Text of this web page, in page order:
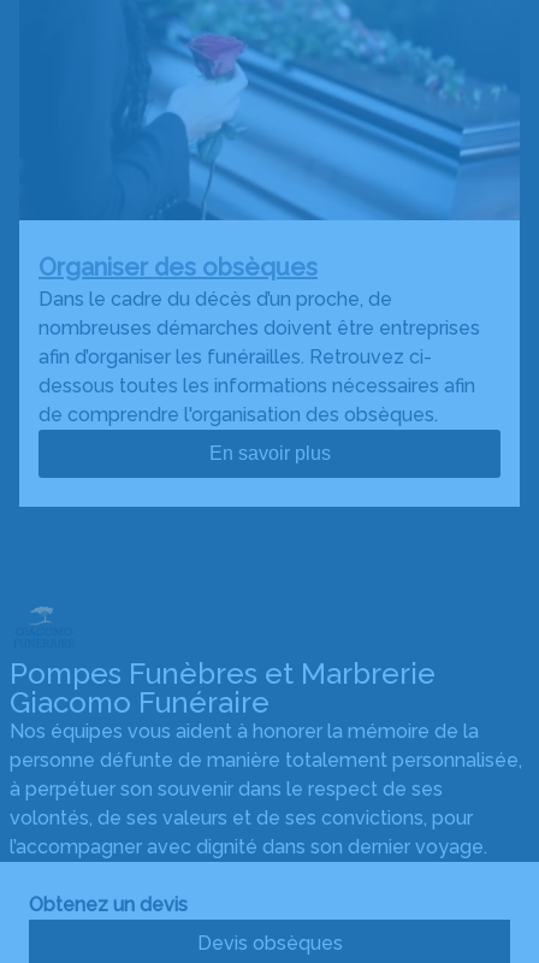
Organiser des obsèques
Dans le cadre du décès d’un proche, de
nombreuses démarches doivent être entreprises
afin d’organiser les funérailles. Retrouvez ci-
dessous toutes les informations nécessaires afin
de comprendre l'organisation des obsèques.
En savoir plus
Pompes Funèbres et Marbrerie
Giacomo Funéraire
Nos équipes vous aident à honorer la mémoire de la
personne défunte de manière totalement personnalisée,
à perpétuer son souvenir dans le respect de ses
volontés, de ses valeurs et de ses convictions, pour
l’accompagner avec dignité dans son dernier voyage.
Obtenez un devis
Devis obsèques